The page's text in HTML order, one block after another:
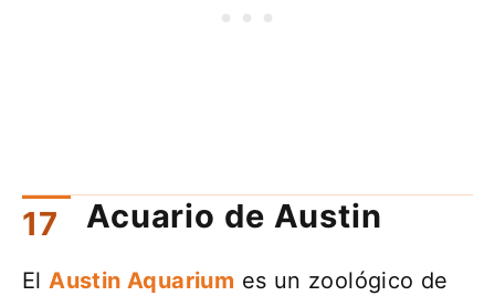
Acuario de Austin
ElAustin Aquarium es un zoológico de